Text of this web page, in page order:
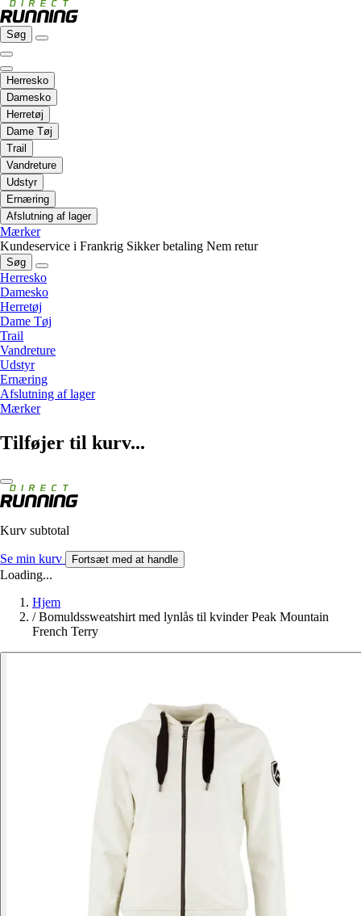
Søg
Herresko
Damesko
Herretøj
Dame Tøj
Trail
Vandreture
Udstyr
Ernæring
Afslutning af lager
Mærker
Kundeservice i Frankrig Sikker betaling Nem retur
Søg
Herresko
Damesko
Herretøj
Dame Tøj
Trail
Vandreture
Udstyr
Ernæring
Afslutning af lager
Mærker
Tilføjer til kurv...
Kurv subtotal
Se min kurv Fortsæt med at handle
Loading...
Hjem
/ Bomuldssweatshirt med lynlås til kvinder Peak Mountain
French Terry